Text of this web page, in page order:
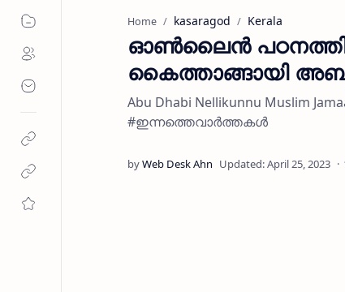
Home kasaragod Kerala
ഓൺലൈൻ
കൈത്താങ്ങായി
Abu Dhabi Nellikunnu Muslim
#ഇന്നത്തെവാർത്തകൾ